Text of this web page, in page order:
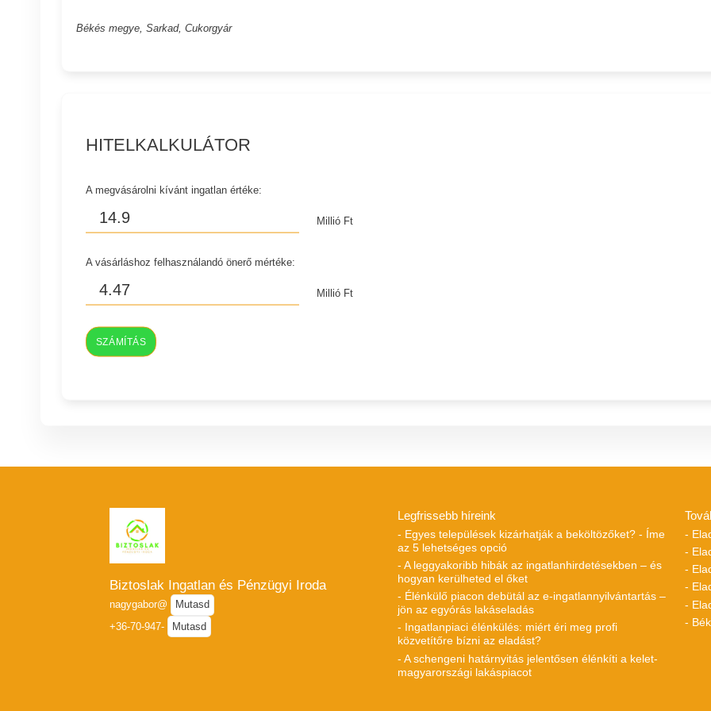
Békés megye, Sarkad, Cukorgyár
HITELKALKULÁTOR
A megvásárolni kívánt ingatlan értéke:
Millió Ft
A vásárláshoz felhasználandó önerő mértéke:
Millió Ft
SZÁMÍTÁS
Biztoslak Ingatlan és Pénzügyi Iroda
nagygabor@
Mutasd
+36-70-947-
Mutasd
Legfrissebb híreink
- Egyes települések kizárhatják a beköltözőket? - Íme
az 5 lehetséges opció
- A leggyakoribb hibák az ingatlanhirdetésekben – és
hogyan kerülheted el őket
- Élénkülő piacon debütál az e-ingatlannyilvántartás –
jön az egyórás lakáseladás
- Ingatlanpiaci élénkülés: miért éri meg profi
közvetítőre bízni az eladást?
- A schengeni határnyitás jelentősen élénkíti a kelet-
magyarországi lakáspiacot
-
-
-
-
-
-